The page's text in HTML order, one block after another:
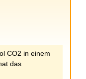
CO2 in einem
das